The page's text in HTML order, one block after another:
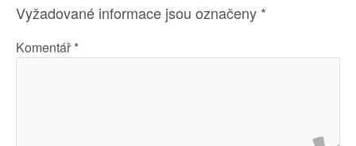
Vyžadované informace jsou označeny *
Komentář *